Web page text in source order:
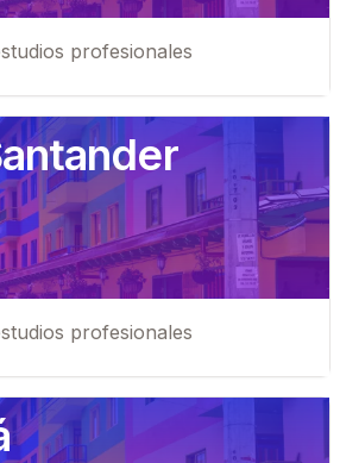
profesionales
profesionales